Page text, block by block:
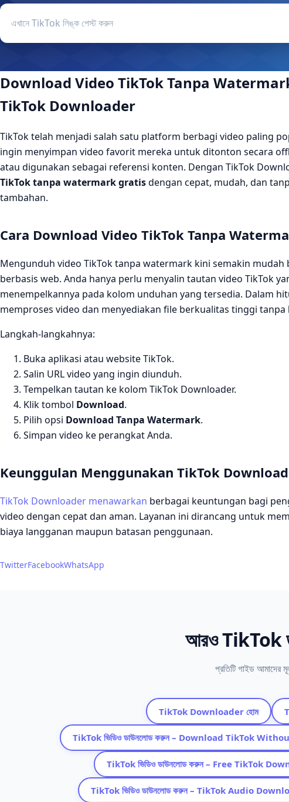
Download Video TikTok Tanpa
TikTok Downloader
TikTok telah menjadi salah satu platform berbagi video paling
ingin menyimpan video favorit mereka untuk ditonton secara
atau digunakan sebagai referensi konten. Dengan TikTok
TikTok tanpa watermark gratisdengan cepat, mudah, dan
tambahan.
Cara Download Video TikTok Tanpa
Mengunduh video TikTok tanpa watermark kini semakin
berbasis web. Anda hanya perlu menyalin tautan video TikTok
menempelkannya pada kolom unduhan yang tersedia. Dalam
memproses video dan menyediakan file berkualitas tinggi
Langkah-langkahnya:
Buka aplikasi atau website TikTok.
Salin URL video yang ingin diunduh.
Tempelkan tautan ke kolom TikTok Downloader.
Klik tombol Download.
Pilih opsi Download Tanpa Watermark.
Simpan video ke perangkat Anda.
Keunggulan Menggunakan TikTok
TikTok Downloader menawarkan berbagai keuntungan bagi
video dengan cepat dan aman. Layanan ini dirancang untuk
biaya langganan maupun batasan penggunaan.
TwitterFacebookWhatsApp
আরও TikTok
প্রতিটি গাইড আমাদের
TikTok Downloader হোম
TikTok ভিডিও ডাউনলোড করুন – Download TikTok
TikTok ভিডিও ডাউনলোড করুন – Free TikTok
TikTok ভিডিও ডাউনলোড করুন – TikTok Audio